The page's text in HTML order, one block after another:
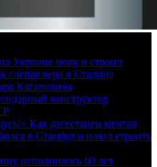
Украине мову и строил
слепая вера в Сталина
Кагановича
конструктор
Как дагестанец мечтал
в Стамбул и начал строить
исполнилось 60 лет